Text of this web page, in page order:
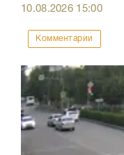
10.08.2026 15:00
Комментарии